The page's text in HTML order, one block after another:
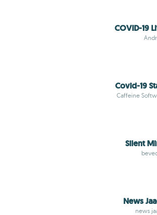
COVID-19
Covid-19
Caffeine
Silent
News
news